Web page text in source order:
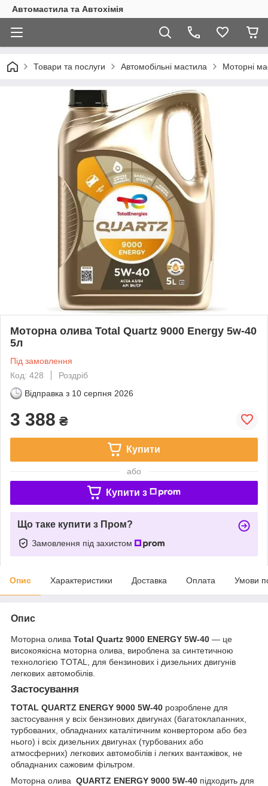
Автомастила та Автохімія
Товари та послуги Автомобільні мастила Моторні
Моторна олива Total Quartz 9000 Energy 5w-40
5л
Під замовлення
Код: 428
Роздріб
Відправка з 10 серпня 2026
3 388 ₴
Купити
або
Купити з
Що таке купити з Пром?
Замовлення під захистом
Опис Характеристики Доставка Оплата Умови
Опис
Моторна олива Total Quartz 9000 ENERGY 5W-40 — це
високоякісна моторна олива, вироблена за синтетичною
технологією TOTAL, для бензинових і дизельних двигунів
легкових автомобілів.
Застосування
TOTAL QUARTZ ENERGY 9000 5W-40 розроблене для
застосування у всіх бензинових двигунах (багатоклапанних,
турбованих, обладнаних каталітичним конвертором або без
нього) і всіх дизельних двигунах (турбованих або
атмосферних) легкових автомобілів і легких вантажівок, не
обладнаних сажовим фільтром.
Моторна олива QUARTZ ENERGY 9000 5W-40 підходить для